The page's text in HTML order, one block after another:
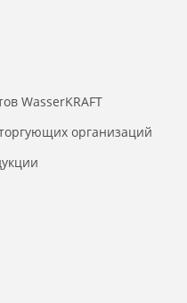
WasserKRAFT
организаций